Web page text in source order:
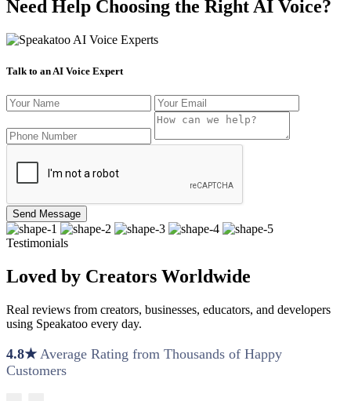
Need Help Choosing the Right AI Voice?
Talk to an AI Voice Expert
Send Message
Testimonials
Loved by Creators Worldwide
Real reviews from creators, businesses, educators, and developers
using Speakatoo every day.
4.8★ Average Rating from Thousands of Happy
Customers